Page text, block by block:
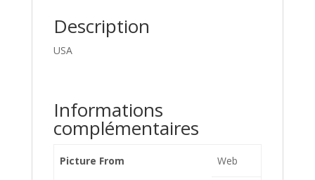
Description
USA
Informations
complémentaires
Picture From Web